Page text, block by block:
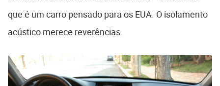
que é um carro pensado para os EUA. O isolamento
acústico merece reverências.